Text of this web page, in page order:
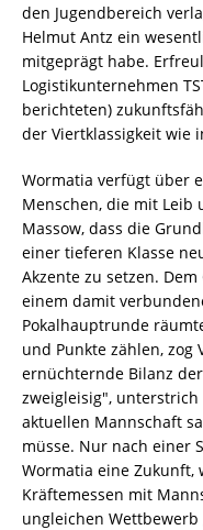
den Jugendbereich
Helmut Antz ein
mitgeprägt habe.
Logistikunternehmen
berichteten)
der Viertklassigkeit wie
Wormatia verfügt über
Menschen, die mit Leib
Massow, dass die
einer tieferen Klasse
Akzente zu setzen.
einem damit
Pokalhauptrunde
und Punkte zählen, zog
ernüchternde Bilanz
zweigleisig",
aktuellen Mannschaft
müsse. Nur nach einer
Wormatia eine Zukunft,
Kräftemessen mit
ungleichen